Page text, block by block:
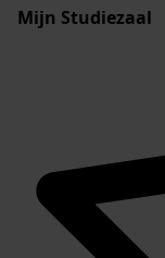
Mijn Studiezaal